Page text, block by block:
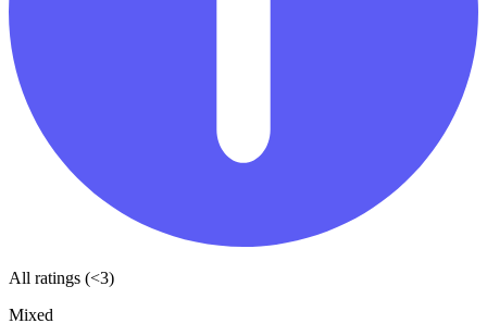
All ratings (<3)
Mixed